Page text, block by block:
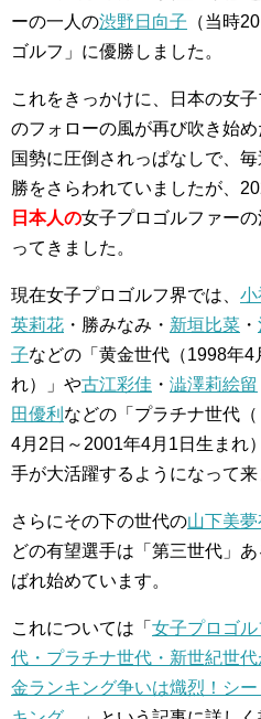
ーの一人の渋野日向子 （当時
ゴルフ」に優勝しました。
これをきっかけに、日本の女
のフォローの風が再び吹き始
国勢に圧倒されっぱなしで、
勝をさらわれていましたが、
日本人の女子プロゴルファー
ってきました。
現在女子プロゴルフ界では、 小
英莉花 ・勝みなみ・ 新垣比菜 ・
子などの「黄金世代（1998年4
れ）」や古江彩佳 ・ 澁澤莉絵留
田優利 などの「プラチナ世代
4月2日～2001年4月1日生まれ
手が大活躍するようになって来
さらにその下の世代の山下美夢
どの有望選手は「第三世代」
ばれ始めています。
これについては「 女子プロゴ
代・プラチナ世代・新世紀世
金ランキング争いは熾烈！シ